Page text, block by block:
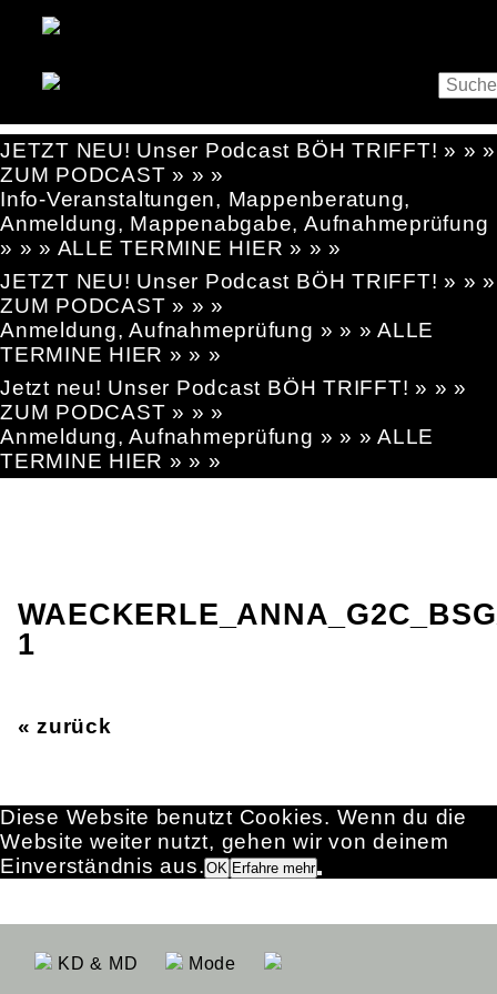
JETZT NEU! Unser Podcast BÖH TRIFFT! » » »
ZUM PODCAST » » »
Info-Veranstaltungen, Mappenberatung,
Anmeldung, Mappenabgabe, Aufnahmeprüfung
» » » ALLE TERMINE HIER » » »
JETZT NEU! Unser Podcast BÖH TRIFFT! » » »
ZUM PODCAST » » »
Anmeldung, Aufnahmeprüfung » » » ALLE
TERMINE HIER » » »
Jetzt neu! Unser Podcast BÖH TRIFFT! » » »
ZUM PODCAST » » »
Anmeldung, Aufnahmeprüfung » » » ALLE
TERMINE HIER » » »
1
« zurück
KD & MD Mode
Diese Website benutzt Cookies. Wenn du die
Website weiter nutzt, gehen wir von deinem
Einverständnis aus.OK Erfahre mehr